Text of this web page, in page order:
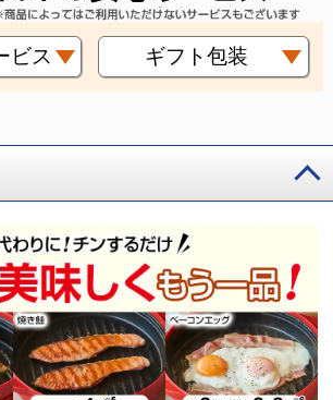
ビス ギフト包装